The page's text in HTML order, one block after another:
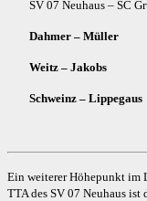
SV 07 Neuhaus – SC
Dahmer – Müller
Weitz – Jakobs
Schweinz – Lippegaus
Ein weiterer Höhepunkt im
TTA des SV 07 Neuhaus ist